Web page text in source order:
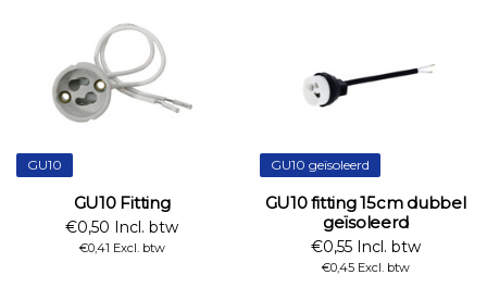
GU10
GU10 Fitting
€0,50 Incl. btw
€0,41 Excl. btw
GU10 geïsoleerd
GU10 fitting 15cm dubbel
geïsoleerd
€0,55 Incl. btw
€0,45 Excl. btw